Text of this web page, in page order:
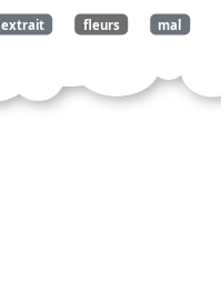
extrait fleurs mal